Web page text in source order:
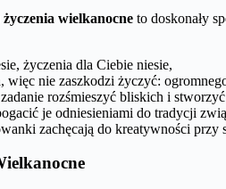
wielkanocne to doskonały
życzenia dla Ciebie niesie,
więc nie zaszkodzi życzyć:
rozśmieszyć bliskich i
je odniesieniami do tradycji
zachęcają do kreatywności przy